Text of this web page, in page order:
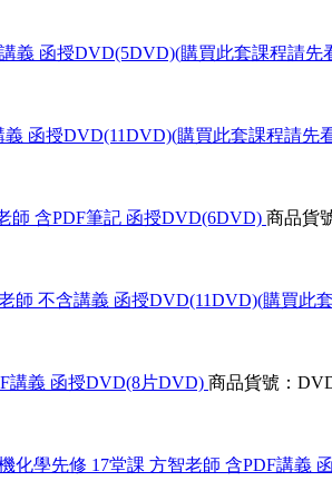
義 函授DVD(5DVD)(購買此套課程請先
函授DVD(11DVD)(購買此套課程請先
師 含PDF筆記 函授DVD(6DVD) 商品貨
師 不含講義 函授DVD(11DVD)(購買此
講義 函授DVD(8片DVD) 商品貨號：
化學先修 17堂課 方智老師 含PDF講義